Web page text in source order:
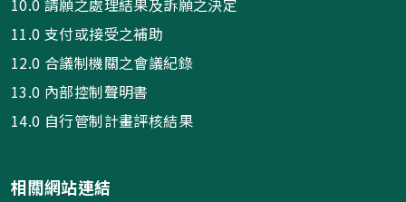
10.0 請願之處理結果及訴願之決定
11.0 支付或接受之補助
12.0 合議制機關之會議紀錄
13.0 內部控制聲明書
14.0 自行管制計畫評核結果
相關網站連結